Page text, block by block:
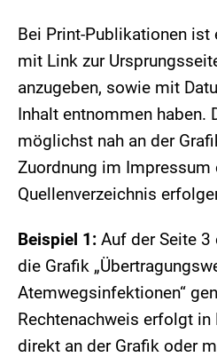
Bei Print-Publikationen
mit Link zur
anzugeben, sowie mit
Inhalt entnommen haben.
möglichst nah an der
Zuordnung im Impressum
Quellenverzeichnis
Beispiel 1: Auf der Seite
die Grafik
Atemwegsinfektionen“
Rechtenachweis erfolgt in
direkt an der Grafik oder